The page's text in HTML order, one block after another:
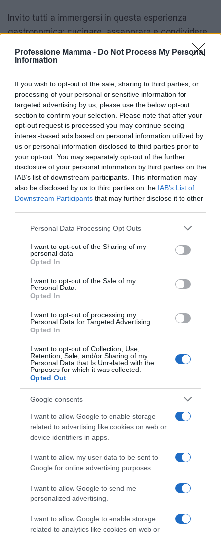
Professione Mamma - Do Not Process My Personal
Information
If you wish to opt-out of the sale, sharing to third parties, or
processing of your personal or sensitive information for
targeted advertising by us, please use the below opt-out
section to confirm your selection. Please note that after your
opt-out request is processed you may continue seeing
interest-based ads based on personal information utilized by
us or personal information disclosed to third parties prior to
your opt-out. You may separately opt-out of the further
disclosure of your personal information by third parties on the
IAB’s list of downstream participants. This information may
also be disclosed by us to third parties on the IAB’s List of
Downstream Participants that may further disclose it to other
Please note that this website/app uses one or more Google
not limited to your visit or usage behaviour. You may click to
grant or deny consent to Google and its third-party tags to
use your data for below specified purposes in below Google
consent section.
Personal Data Processing Opt Outs
I want to opt-out of the Sharing of my
personal data.
Opted In
I want to opt-out of the Sale of my
Personal Data.
Opted In
I want to opt-out of processing my
Personal Data for Targeted Advertising.
Opted In
I want to opt-out of Collection, Use,
Retention, Sale, and/or Sharing of my
Personal Data that Is Unrelated with the
Purposes for which it was collected.
Opted Out
Google consents
I want to allow Google to enable storage
related to advertising like cookies on web or
device identifiers in apps.
I want to allow my user data to be sent to
Google for online advertising purposes.
I want to allow Google to send me
personalized advertising.
I want to allow Google to enable storage
related to analytics like cookies on web or
Invito tutti a immergersi in questa esperienza
gastronomica: cucinare, assaporare e condividere
innovazione. Ogni boccone è un viaggio che ci
la passione che vi stanno dietro.Scoprire la
cucina italiana è scoprire un mondo di sapori,
storia e cultura.
AUTORE
AiAdhubMedia
Continua a leggere